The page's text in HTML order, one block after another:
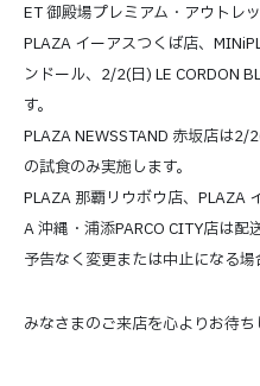
ET 御殿場プレミアム・アウトレ
PLAZA イーアスつくば店、
ンドール、2/2(日) LE CORDON
す。
PLAZA NEWSSTAND 赤坂店は2/
の試食のみ実施します。
PLAZA 那覇リウボウ店、PLAZA
A 沖縄・浦添PARCO CITY店は
予告なく変更または中止になる場
みなさまのご来店を心よりお待ち